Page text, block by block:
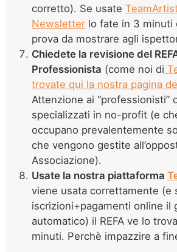
corretto). Se usate
Newsletter lo fate in 3 minuti
prova da mostrare agli
Chiedete la revisione del
Professionista (come noi di
trovate qui la nostra pagina
Attenzione ai “professionisti”
specializzati in no-profit (e
occupano prevalentemente
che vengono gestite
Associazione).
Usate la nostra piattaforma
viene usata correttamente (e
iscrizioni+pagamenti online il
automatico) il REFA ve lo
minuti. Perchè impazzire a